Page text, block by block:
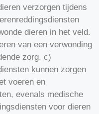
verzorgen tijdens
dieren in het veld.
van een verwonding
zorg. c)
kunnen zorgen
voeren en
evenals medische
voor dieren